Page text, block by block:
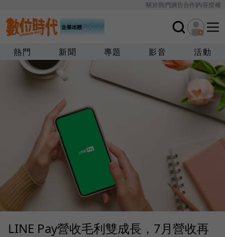
關於我們廣告合作內容授權
熱門 新聞 專題 影音 活動
LINE Pay營收毛利雙成長，7月營收再